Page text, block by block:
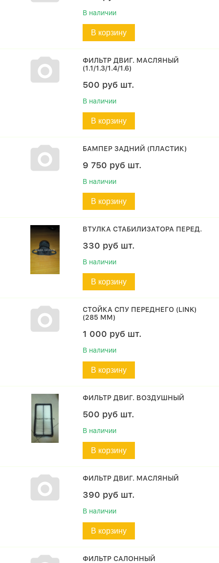
В наличии
В корзину
ФИЛЬТР ДВИГ. МАСЛЯНЫЙ
(1.1/1.3/1.4/1.6)
500 руб шт.
В наличии
В корзину
БАМПЕР ЗАДНИЙ (ПЛАСТИК)
9 750 руб шт.
В наличии
В корзину
ВТУЛКА СТАБИЛИЗАТОРА ПЕРЕД.
330 руб шт.
В наличии
В корзину
СТОЙКА СПУ ПЕРЕДНЕГО (LINK)
(285 ММ)
1 000 руб шт.
В наличии
В корзину
ФИЛЬТР ДВИГ. ВОЗДУШНЫЙ
500 руб шт.
В наличии
В корзину
ФИЛЬТР ДВИГ. МАСЛЯНЫЙ
390 руб шт.
В наличии
В корзину
ФИЛЬТР САЛОННЫЙ